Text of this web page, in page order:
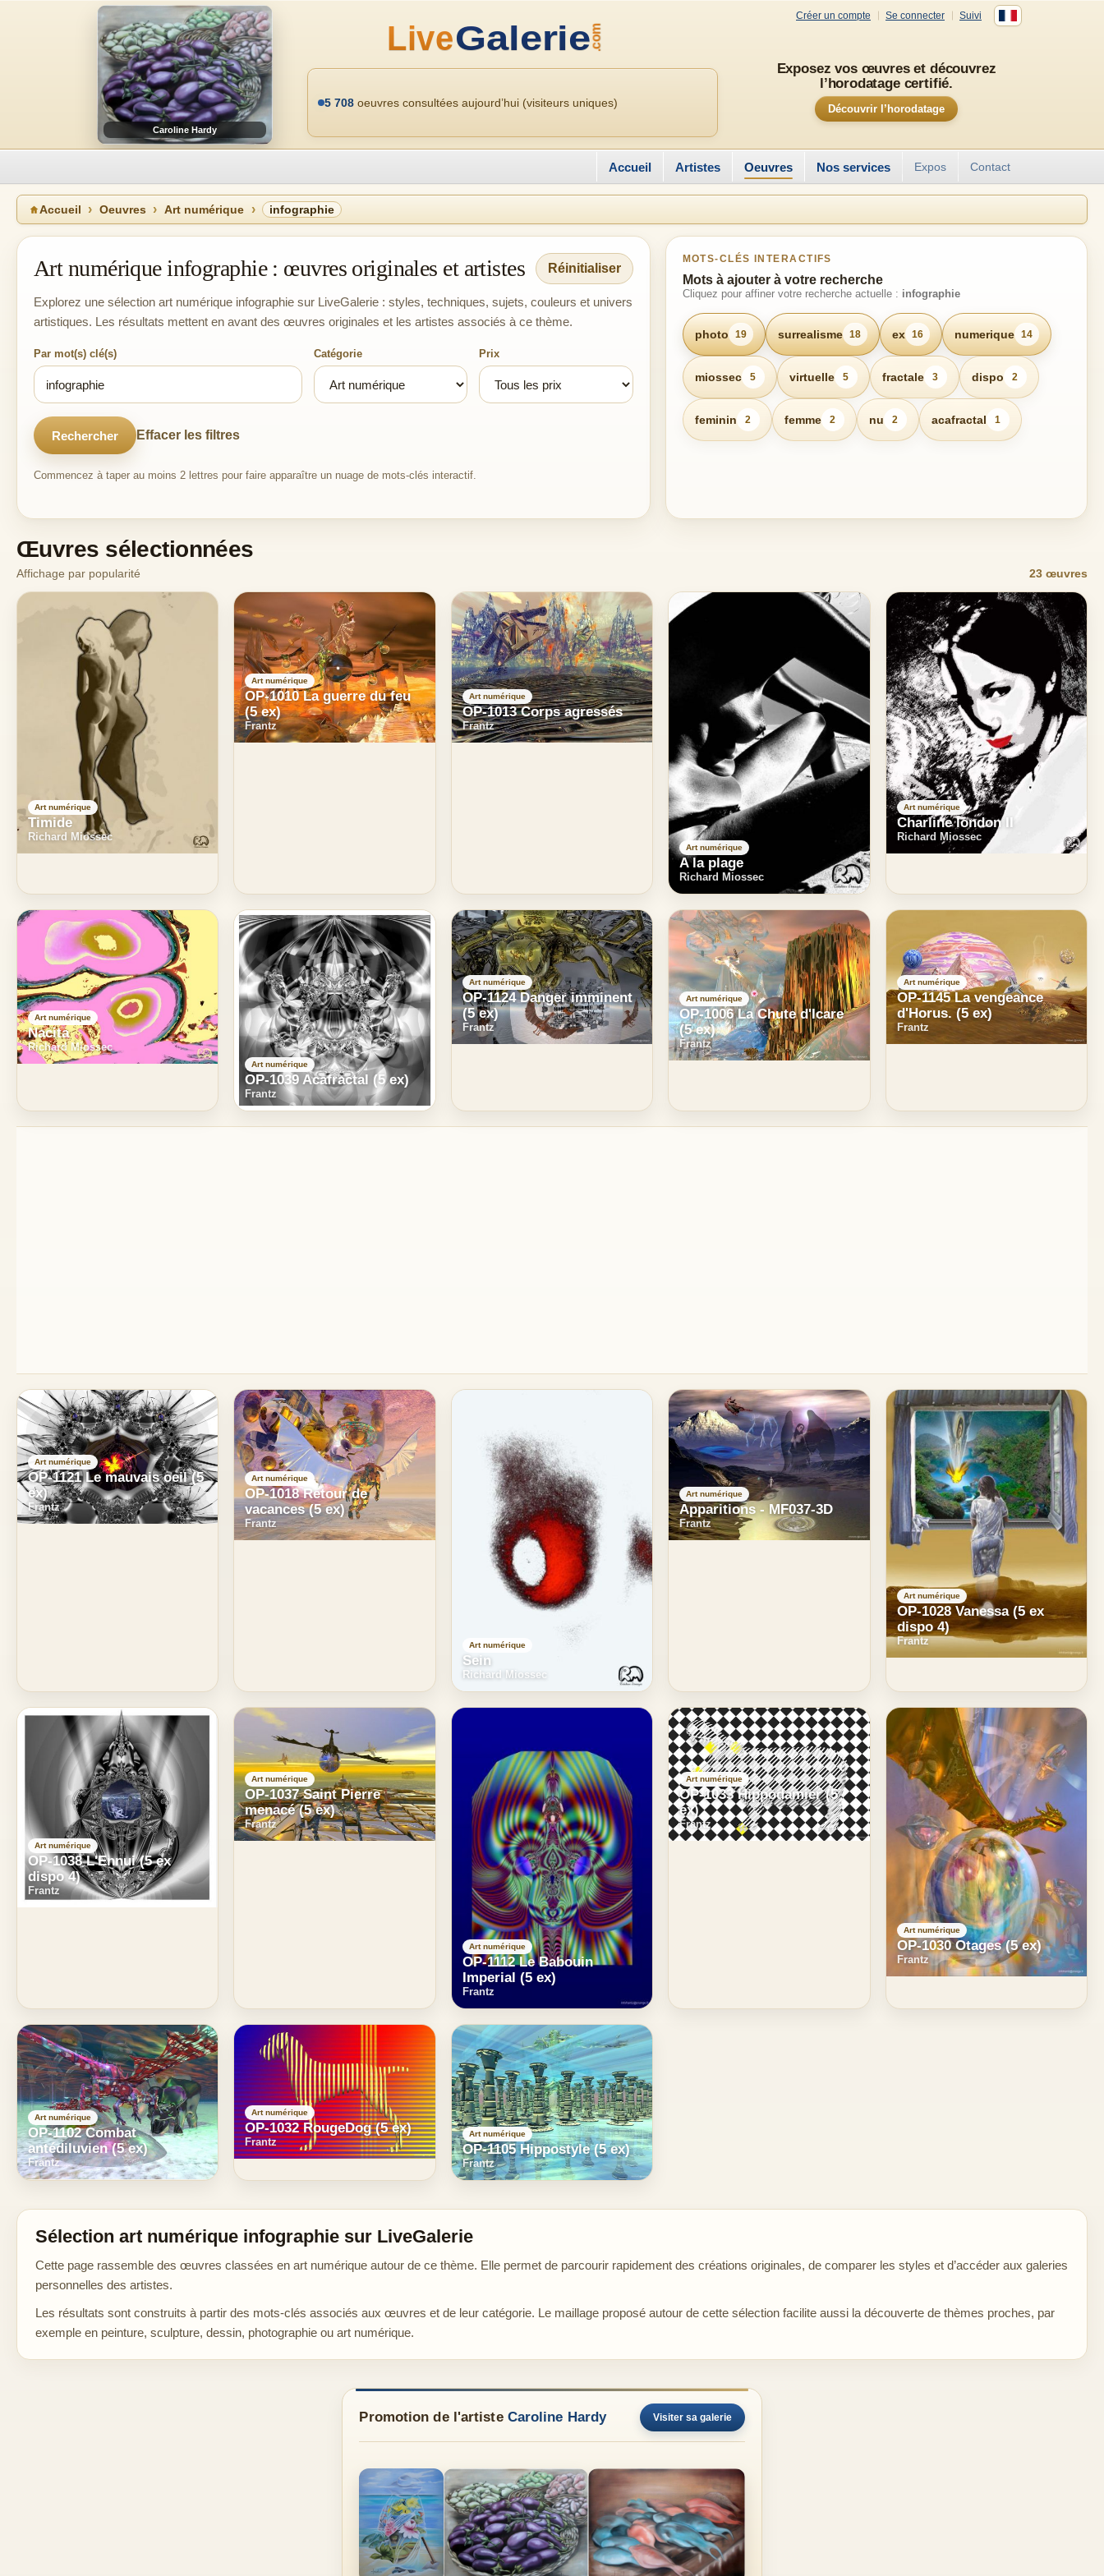
Caroline Hardy
Créer un compte Se connecter Suivi
Exposez vos œuvres et découvrez
l’horodatage certifié.
Découvrir l’horodatage
5 708 oeuvres consultées aujourd’hui (visiteurs uniques)
Accueil Artistes Oeuvres Nos services Expos Contact
Accueil Oeuvres Art numérique infographie
Art numérique infographie : œuvres originales et artistes Réinitialiser
Explorez une sélection art numérique infographie sur LiveGalerie : styles, techniques, sujets, couleurs et univers
artistiques. Les résultats mettent en avant des œuvres originales et les artistes associés à ce thème.
Par mot(s) clé(s) Catégorie Prix
Rechercher Effacer les filtres
Commencez à taper au moins 2 lettres pour faire apparaître un nuage de mots-clés interactif.
MOTS-CLÉS INTERACTIFS
Mots à ajouter à votre recherche
Cliquez pour affiner votre recherche actuelle : infographie
photo 19 surrealisme 18 ex 16 numerique 14
miossec 5 virtuelle 5 fractale 3 dispo 2
feminin 2 femme 2 nu 2 acafractal 1
Œuvres sélectionnées
Affichage par popularité 23 œuvres
Art numérique
Timide
Richard Miossec
Art numérique
OP-1010 La guerre du feu
(5 ex)
Frantz
Art numérique
OP-1013 Corps agressés
Frantz
Art numérique
A la plage
Richard Miossec
Art numérique
Charline london II
Richard Miossec
Art numérique
Nacita
Richard Miossec
Art numérique
OP-1039 Acafractal (5 ex)
Frantz
Art numérique
OP-1124 Danger imminent
(5 ex)
Frantz
Art numérique
OP-1006 La Chute d'Icare
(5 ex)
Frantz
Art numérique
OP-1145 La vengeance
d'Horus. (5 ex)
Frantz
Art numérique
OP-1121 Le mauvais oeil (5
ex)
Frantz
Art numérique
OP-1018 Retour de
vacances (5 ex)
Frantz
Art numérique
Sein
Richard Miossec
Art numérique
Apparitions - MF037-3D
Frantz
Art numérique
OP-1028 Vanessa (5 ex
dispo 4)
Frantz
Art numérique
OP-1038 L'Ennui (5 ex
dispo 4)
Frantz
Art numérique
OP-1037 Saint Pierre
menacé (5 ex)
Frantz
Art numérique
OP-1112 Le Babouin
Imperial (5 ex)
Frantz
Art numérique
OP-1033 Hippodamier (5
ex)
Frantz
Art numérique
OP-1030 Otages (5 ex)
Frantz
Art numérique
OP-1102 Combat
antédiluvien (5 ex)
Frantz
Art numérique
OP-1032 RougeDog (5 ex)
Frantz
Art numérique
OP-1105 Hippostyle (5 ex)
Frantz
Sélection art numérique infographie sur LiveGalerie
Cette page rassemble des œuvres classées en art numérique autour de ce thème. Elle permet de parcourir rapidement des créations originales, de comparer les styles et d’accéder aux galeries
personnelles des artistes.
Les résultats sont construits à partir des mots-clés associés aux œuvres et de leur catégorie. Le maillage proposé autour de cette sélection facilite aussi la découverte de thèmes proches, par
exemple en peinture, sculpture, dessin, photographie ou art numérique.
Promotion de l'artiste Caroline Hardy Visiter sa galerie